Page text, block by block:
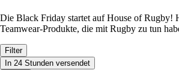
Die Black Friday startet auf House of Rugby!
Teamwear-Produkte, die mit Rugby zu tun
Filter
In 24 Stunden versendet